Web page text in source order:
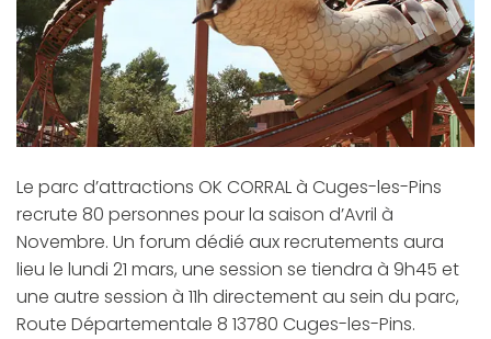
Le parc d’attractions OK CORRAL à Cuges-les-Pins
recrute 80 personnes pour la saison d’Avril à
Novembre. Un forum dédié aux recrutements aura
lieu le lundi 21 mars, une session se tiendra à 9h45 et
une autre session à 11h directement au sein du parc,
Route Départementale 8 13780 Cuges-les-Pins.